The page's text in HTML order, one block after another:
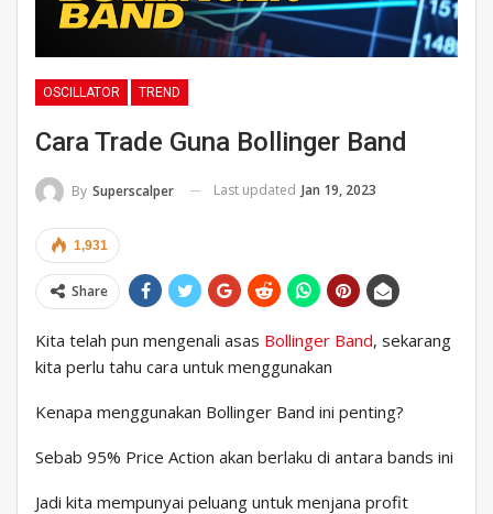
OSCILLATOR TREND
Cara Trade Guna Bollinger Band
By Superscalper Last updated Jan 19, 2023
1,931
Share
Kita telah pun mengenali asas Bollinger Band, sekarang
kita perlu tahu cara untuk menggunakan
Kenapa menggunakan Bollinger Band ini penting?
Sebab 95% Price Action akan berlaku di antara bands ini
Jadi kita mempunyai peluang untuk menjana profit